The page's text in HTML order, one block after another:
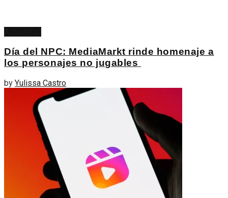
Día del NPC: MediaMarkt rinde homenaje a
los personajes no jugables
by Yulissa Castro